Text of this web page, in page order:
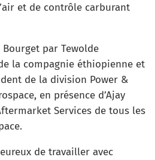
et de contrôle carburant
Bourget par Tewolde
la compagnie éthiopienne et
de la division Power &
en présence d’Ajay
Services de tous les
de travailler avec